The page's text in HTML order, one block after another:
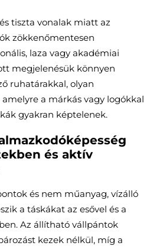
tiszta vonalak miatt az
zökkenőmentesen
laza vagy akadémiai
megjelenésük könnyen
ruhatárakkal, olyan
a márkás vagy logókkal
gyakran képtelenek.
és aktív
és nem műanyag, vízálló
a táskákat az esővel és a
Az állítható vállpántok
kezek nélkül, míg a